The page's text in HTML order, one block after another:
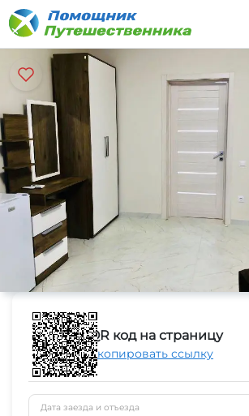
QR код на страницу
Скопировать ссылку
Дата заезда и отъезда